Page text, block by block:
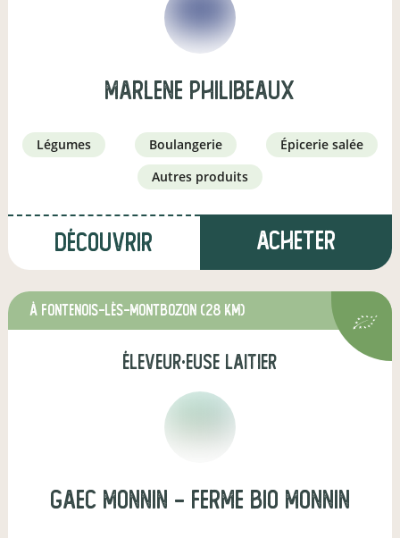
marlene philibeaux
légumes boulangerie
épicerie salée
autres produits
Découvrir Acheter
à Fontenois-lès-Montbozon (28 km)
éleveur·euse laitier
Gaec Monnin - Ferme Bio Monnin